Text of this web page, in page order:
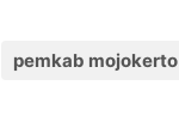
pemkab mojokerto